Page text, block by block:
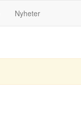
Nyheter